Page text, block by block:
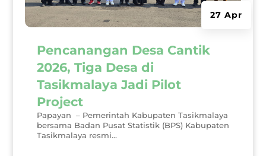
Pencanangan Desa Cantik
2026, Tiga Desa di
Tasikmalaya Jadi Pilot
Project
27 Apr
Papayan – Pemerintah Kabupaten Tasikmalaya
bersama Badan Pusat Statistik (BPS) Kabupaten
Tasikmalaya resmi...